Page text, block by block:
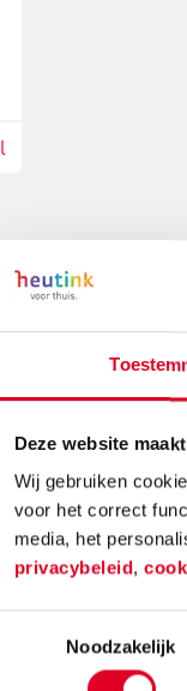
Deze website
Wij gebruiken
voor het correct
media, het
privacybeleid,
Noodzakelijk
een